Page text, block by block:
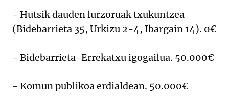
- Hutsik dauden lurzoruak txukuntzea
(Bidebarrieta 35, Urkizu 2-4, Ibargain 14). 0€
- Bidebarrieta-Errekatxu igogailua. 50.000€
- Komun publikoa erdialdean. 50.000€